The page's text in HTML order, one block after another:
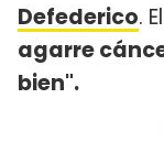
Defederico.
agarre
bien".